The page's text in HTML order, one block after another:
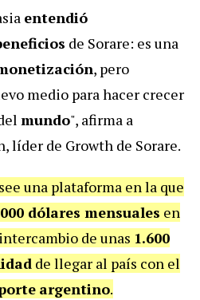
entendió
de Sorare: es una
, pero
medio para hacer crecer
mundo", afirma a
líder de Growth de Sorare.
una plataforma en la que
dólares mensuales en
de unas 1.600
de llegar al país con el
argentino.